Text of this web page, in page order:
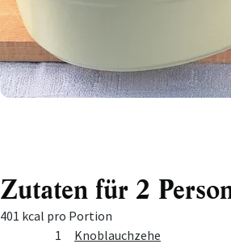
Zutaten für 2
401 kcal pro Portion
Zutat1
Knoblauchzehe